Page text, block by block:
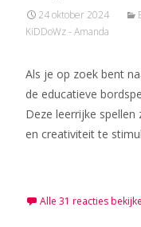
24 oktober 2024
KiDDoWz - Amanda
Als je op zoek bent
de educatieve
Deze leerrijke
en creativiteit te
Alle 31 reacties